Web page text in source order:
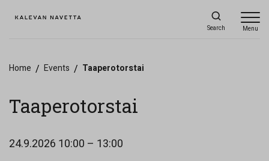
Search Menu
Home / Events / Taaperotorstai
Taaperotorstai
24.9.2026 10:00 – 13:00